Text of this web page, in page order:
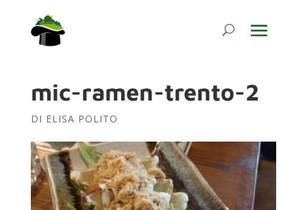
mic-ramen-trento-2
DI ELISA POLITO